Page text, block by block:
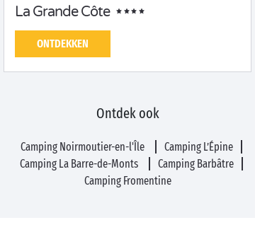
La Grande Côte
ONTDEKKEN
Ontdek ook
Camping Noirmoutier-en-l'Île
Camping L’Épine
Camping La Barre-de-Monts
Camping Barbâtre
Camping Fromentine